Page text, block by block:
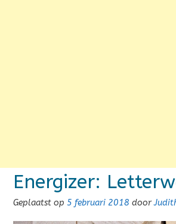
Energizer:
Geplaatst op 5 februari 2018 door